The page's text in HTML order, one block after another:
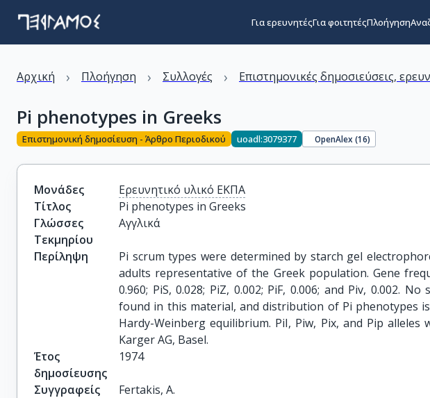
Για ερευνητέςΓια φοιτητέςΠλοήγηση
Αρχική › Πλοήγηση › Συλλογές › Επιστημονικές δημοσιεύσεις,
Pi phenotypes in Greeks
Επιστημονική δημοσίευση - Άρθρο Περιοδικού uoadl:3079377 OpenAlex (16)
Μονάδες
Ερευνητικό υλικό ΕΚΠΑ
Τίτλος
Pi phenotypes in Greeks
Γλώσσες
Τεκμηρίου
Αγγλικά
Περίληψη
Pi scrum types were determined by starch gel
adults representative of the Greek population. Gene
0.960; PiS, 0.028; PiZ, 0.002; PiF, 0.006; and Piv, 0.002.
found in this material, and distribution of Pi phenotypes
Hardy-Weinberg equilibrium. PiI, Piw, Pix, and Pip
Karger AG, Basel.
Έτος
δημοσίευσης
1974
Συγγραφείς
Fertakis, A.